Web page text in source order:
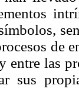
de
entre las
sus